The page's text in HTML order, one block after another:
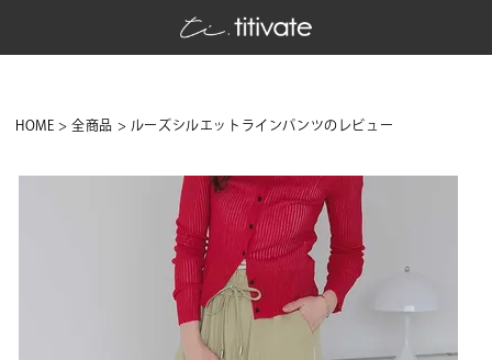
HOME 全商品 ルーズシルエットラインパンツのレビュー